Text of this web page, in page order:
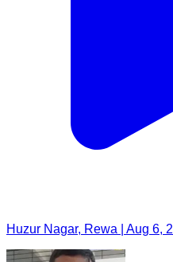
Huzur Nagar, Rewa | Aug 6,